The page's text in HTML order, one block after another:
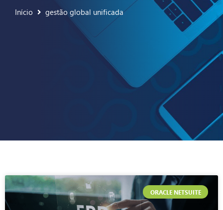
Início gestão global unificada
ORACLE NETSUITE